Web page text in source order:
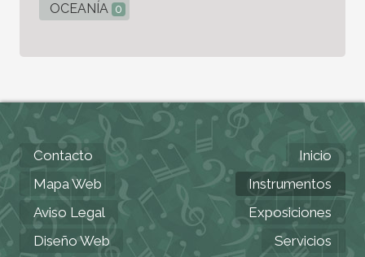
OCEANÍA 0
Contacto
Mapa Web
Aviso Legal
Diseño Web
Inicio
Instrumentos
Exposiciones
Servicios